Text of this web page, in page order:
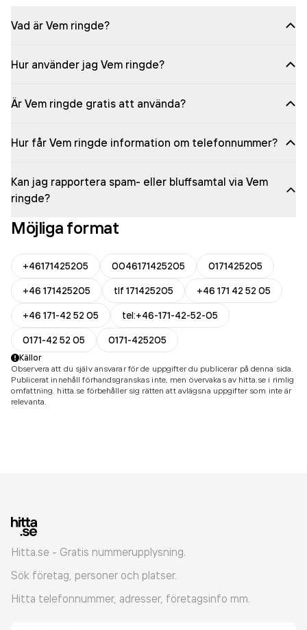
Vad är Vem ringde?
Hur använder jag Vem ringde?
Är Vem ringde gratis att använda?
Hur får Vem ringde information om telefonnummer?
Kan jag rapportera spam- eller bluffsamtal via Vem
ringde?
Möjliga format
+46171425205 0046171425205
0171425205
+46 171425205
tlf 171425205
+46 171 42 52 05
+46 171-42 52 05
tel:+46-171-42-52-05
0171-42 52 05
0171-425205
Källor
Observera att du själv ansvarar för de uppgifter du publicerar på denna sida.
Publicerat innehåll förhandsgranskas inte, men övervakas av hitta.se i rimlig
omfattning. hitta.se förbehåller sig rätten att avlägsna uppgifter som inte är
relevanta.
Hitta.se - Gratis nummerupplysning.
Sök företag, personer och platser.
Hitta telefonnummer, adresser, företagsinfo mm.